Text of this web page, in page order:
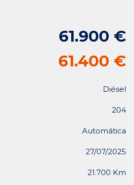
61.900 €
61.400 €
Diésel
204
Automática
27/07/2025
21.700 Km